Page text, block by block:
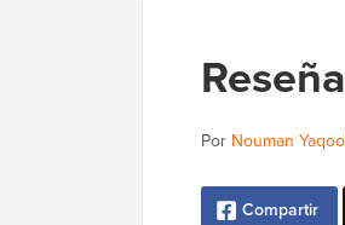
Por Nouman
Compartir